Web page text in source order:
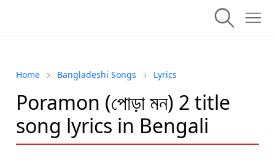
Home Bangladeshi Songs Lyrics
Poramon (পোড়া মন) 2 title
song lyrics in Bengali